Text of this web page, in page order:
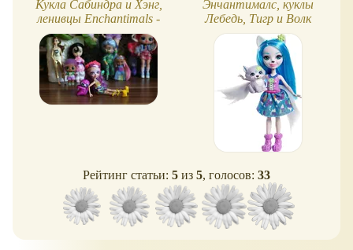
Кукла Сабиндра и Хэнг,
ленивцы Enchantimals -
обзор, фото
Энчантималс, куклы
Лебедь, Тигр и Волк
Рейтинг статьи: 5 из 5, голосов: 33